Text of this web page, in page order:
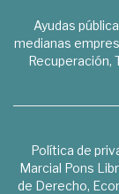
Ayudas
medianas
Recuperación,
Política de
Marcial Pons
de Derecho,